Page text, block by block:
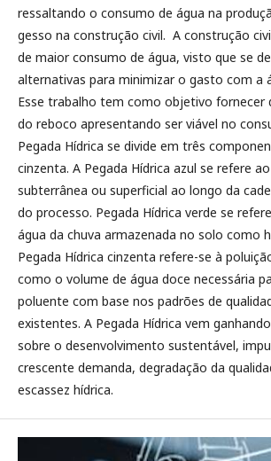
ressaltando o consumo de água na
gesso na construção civil. A construção
de maior consumo de água, visto que se
alternativas para minimizar o gasto com a
Esse trabalho tem como objetivo fornecer
do reboco apresentando ser viável no
Pegada Hídrica se divide em três
cinzenta. A Pegada Hídrica azul se refere
subterrânea ou superficial ao longo da
do processo. Pegada Hídrica verde se
água da chuva armazenada no solo como
Pegada Hídrica cinzenta refere-se à
como o volume de água doce necessária
poluente com base nos padrões de
existentes. A Pegada Hídrica vem
sobre o desenvolvimento sustentável,
crescente demanda, degradação da
escassez hídrica.